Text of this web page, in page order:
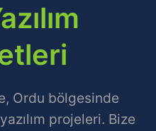
Ordu bölgesinde
projeleri. Bize